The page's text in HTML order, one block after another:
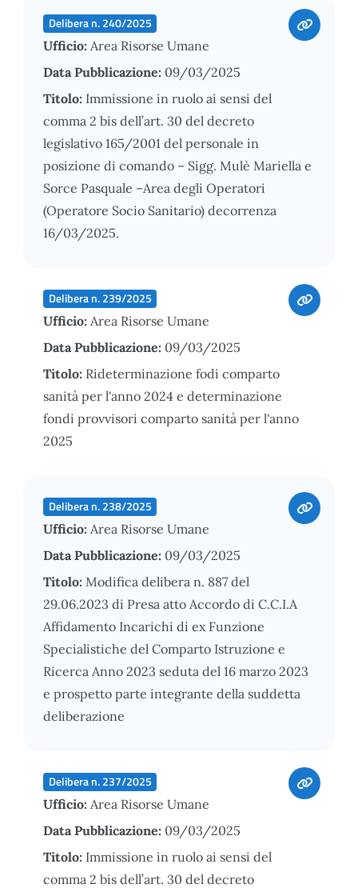
Delibera n. 240/2025
Ufficio: Area Risorse Umane
Data Pubblicazione: 09/03/2025
Titolo: Immissione in ruolo ai sensi del
comma 2 bis dell’art. 30 del decreto
legislativo 165/2001 del personale in
posizione di comando – Sigg. Mulè Mariella e
Sorce Pasquale –Area degli Operatori
(Operatore Socio Sanitario) decorrenza
16/03/2025.
Delibera n. 239/2025
Ufficio: Area Risorse Umane
Data Pubblicazione: 09/03/2025
Titolo: Rideterminazione fodi comparto
sanità per l'anno 2024 e determinazione
fondi provvisori comparto sanità per l'anno
2025
Delibera n. 238/2025
Ufficio: Area Risorse Umane
Data Pubblicazione: 09/03/2025
Titolo: Modifica delibera n. 887 del
29.06.2023 di Presa atto Accordo di C.C.I.A
Affidamento Incarichi di ex Funzione
Specialistiche del Comparto Istruzione e
Ricerca Anno 2023 seduta del 16 marzo 2023
e prospetto parte integrante della suddetta
deliberazione
Delibera n. 237/2025
Ufficio: Area Risorse Umane
Data Pubblicazione: 09/03/2025
Titolo: Immissione in ruolo ai sensi del
comma 2 bis dell’art. 30 del decreto